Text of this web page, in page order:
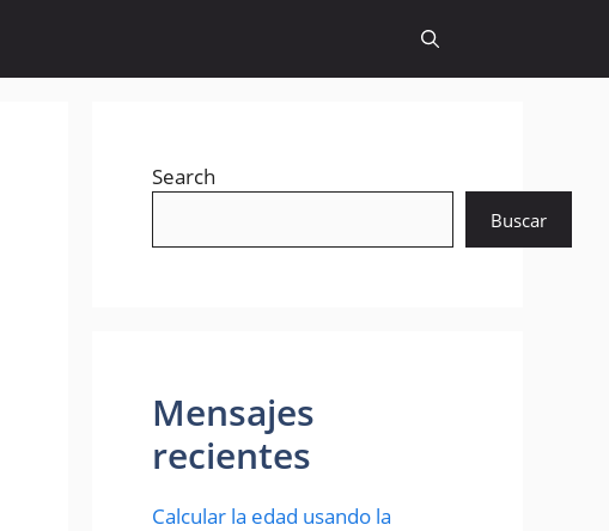
Search
Buscar
Mensajes
recientes
Calcular la edad usando la